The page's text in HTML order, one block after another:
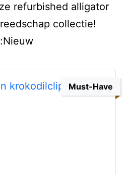
refurbished alligator
collectie!
Must-Have